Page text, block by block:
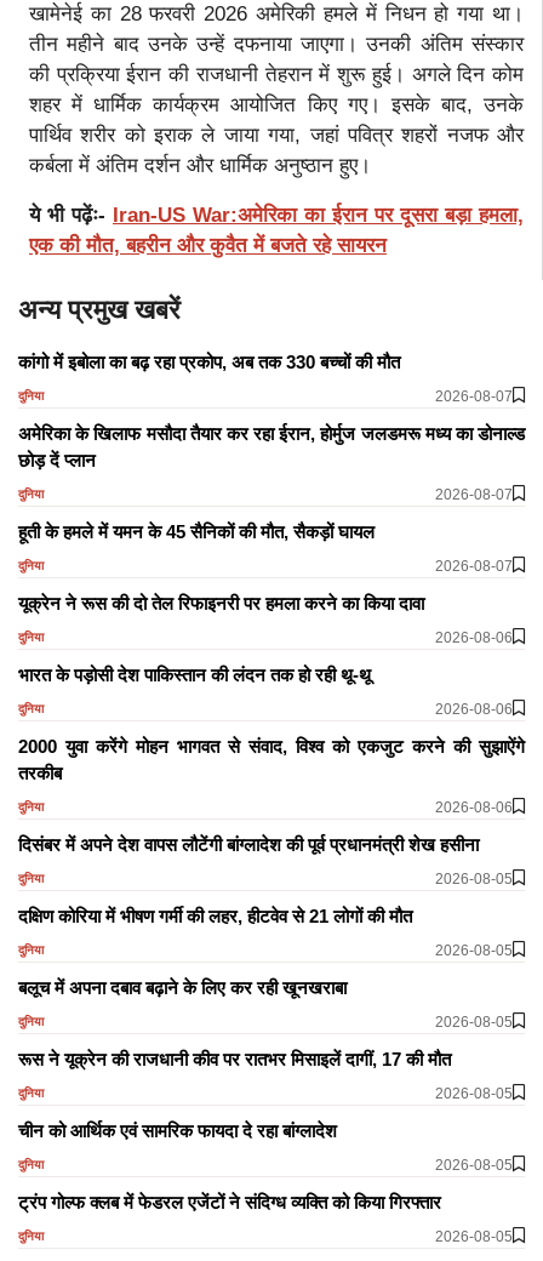
खामेनेई का 28 फरवरी 2026 अमेरिकी हमले में निधन हो गया था।
तीन महीने बाद उनके उन्हें दफनाया जाएगा। उनकी अंतिम संस्कार
की प्रक्रिया ईरान की राजधानी तेहरान में शुरू हुई। अगले दिन कोम
शहर में धार्मिक कार्यक्रम आयोजित किए गए। इसके बाद, उनके
पार्थिव शरीर को इराक ले जाया गया, जहां पवित्र शहरों नजफ और
कर्बला में अंतिम दर्शन और धार्मिक अनुष्ठान हुए।
ये भी पढ़ेंः- Iran-US War:अमेरिका का ईरान पर दूसरा बड़ा हमला,
एक की मौत, बहरीन और कुवैत में बजते रहे सायरन
अन्य प्रमुख खबरें
कांगो में इबोला का बढ़ रहा प्रकोप, अब तक 330 बच्चों की मौत
दुनिया 2026-08-07
अमेरिका के खिलाफ मसौदा तैयार कर रहा ईरान, होर्मुज जलडमरू मध्य का डोनाल्ड
छोड़ दें प्लान
दुनिया 2026-08-07
हूती के हमले में यमन के 45 सैनिकों की मौत, सैकड़ों घायल
दुनिया 2026-08-07
यूक्रेन ने रूस की दो तेल रिफाइनरी पर हमला करने का किया दावा
दुनिया 2026-08-06
भारत के पड़ोसी देश पाकिस्तान की लंदन तक हो रही थू-थू
दुनिया 2026-08-06
2000 युवा करेंगे मोहन भागवत से संवाद, विश्व को एकजुट करने की सुझाऐंगे
तरकीब
दुनिया 2026-08-06
दिसंबर में अपने देश वापस लौटेंगी बांग्लादेश की पूर्व प्रधानमंत्री शेख हसीना
दुनिया 2026-08-05
दक्षिण कोरिया में भीषण गर्मी की लहर, हीटवेव से 21 लोगों की मौत
दुनिया 2026-08-05
बलूच में अपना दबाव बढ़ाने के लिए कर रही खूनखराबा
दुनिया 2026-08-05
रूस ने यूक्रेन की राजधानी कीव पर रातभर मिसाइलें दागीं, 17 की मौत
दुनिया 2026-08-05
चीन को आर्थिक एवं सामरिक फायदा दे रहा बांग्लादेश
दुनिया 2026-08-05
ट्रंप गोल्फ क्लब में फेडरल एजेंटों ने संदिग्ध व्यक्ति को किया गिरफ्तार
दुनिया 2026-08-05